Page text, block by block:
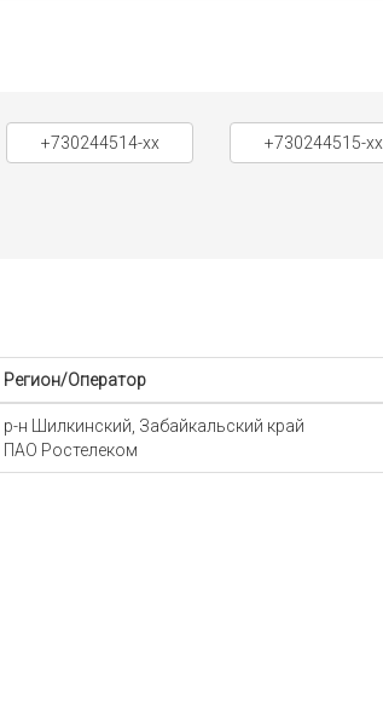
+730244514-xx +730244515-xx
Регион/Оператор
р-н Шилкинский, Забайкальский край
ПАО Ростелеком